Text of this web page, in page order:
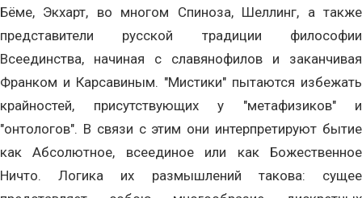
Бёме, Экхарт, во многом Спиноза, Шеллинг, а также
представители русской традиции философии
Всеединства, начиная с славянофилов и заканчивая
Франком и Карсавиным. "Мистики" пытаются избежать
крайностей, присутствующих у "метафизиков" и
"онтологов". В связи с этим они интерпретируют бытие
как Абсолютное, всеединое или как Божественное
Ничто. Логика их размышлений такова: сущее